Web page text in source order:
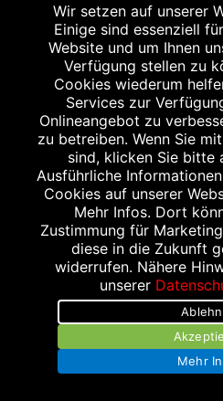
IHR
Einfach diese
Smartphone vorzeigen
einen Einkauf ab 10,- €
einen Einkauf ab 20,- €
für das
Aktionsartikel,
WEITERER
Wir setzen auf unserer
Einige sind essenziell
Website und um Ihnen
Verfügung stellen zu
Cookies wiederum
Services zur
Onlineangebot zu
zu betreiben. Wenn Sie
sind, klicken Sie bitte
Ausführliche
Cookies auf unserer
Mehr Infos. Dort
Zustimmung für
diese in die Zukunft
widerrufen. Nähere
unserer
Mehr